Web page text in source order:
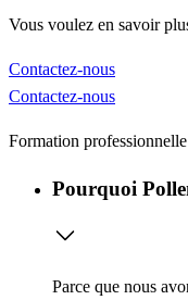
Vous voulez en savoir
Contactez-nous
Contactez-nous
Formation
Pourquoi
Parce que nous